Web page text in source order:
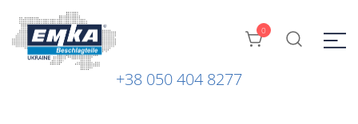
ЕМКА УКРАЇНА
Промислова фурнітура: замки, петлі та ін. від ТМ "EMKA
0
+38 050 404 8277